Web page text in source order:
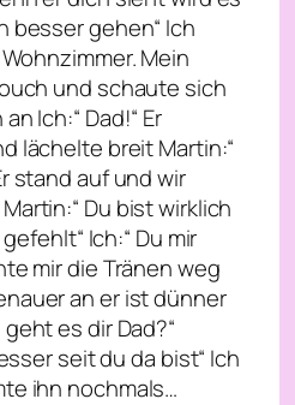
besser gehen“ Ich
Mein
und schaute sich
Ich:“ Dad!“ Er
lächelte breit Martin:“
stand auf und wir
Du bist wirklich
Ich:“ Du mir
mir die Tränen weg
an er ist dünner
es dir Dad?“
seit du da bist“ Ich
ihn nochmals…